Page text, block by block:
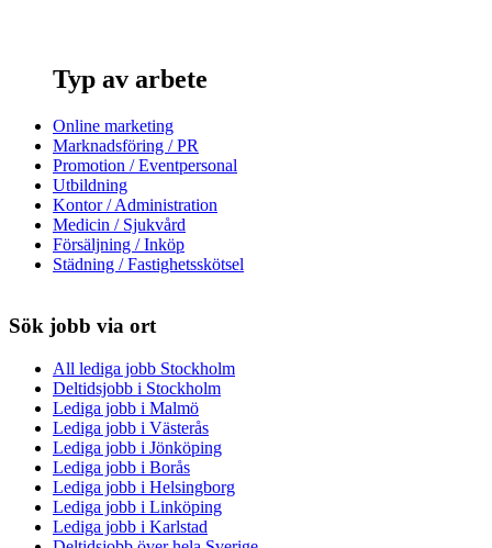
Typ av arbete
Online marketing
Marknadsföring / PR
Promotion / Eventpersonal
Utbildning
Kontor / Administration
Medicin / Sjukvård
Försäljning / Inköp
Städning / Fastighetsskötsel
Sök jobb via ort
All lediga jobb Stockholm
Deltidsjobb i Stockholm
Lediga jobb i Malmö
Lediga jobb i Västerås
Lediga jobb i Jönköping
Lediga jobb i Borås
Lediga jobb i Helsingborg
Lediga jobb i Linköping
Lediga jobb i Karlstad